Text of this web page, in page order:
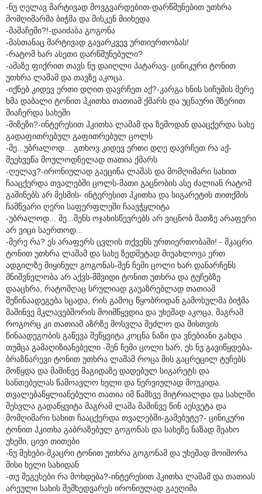
-ნუ ღელავ მარტივად მოვგვარდებით-დარწმუნებით უთხრა
მომღიმარმა ბიჭმა და მისკენ მიიხედა
-მამაჩემი?!-დაიძაბა გოგონა
-მასთანაც მარტივად გავარკვევ ურთიერთობას!
-რატომ ხარ ასეთი დარწმუნებული?
-ამაზე ფიქრით თავს ნუ დაიღლი პატარავ- ცინიკური ტონით
უთხრა ლაშამ და თავზე აკოცა.
-იქნებ კიდევ ერთი დღით დავრჩეთ აქ?-კარგა ხნის სიჩუმის მერე
ხმა დაბალი ტონით ჰკითხა თათიამ ქმარს და უცნაური მზერით
მიაჩერდა სახეში
-მიზეზი?-ინტერესით ჰკითხა ლაშამ და ზემოდან დააცქერდა სახე
გადაფითრებულ გაფითრებულ ცოლს
-მე...უბრალოდ... გთხოვ კიდევ ერთი დღე დავრჩეთ რა აქ-
შეეხვეწა მოულოდნელად თათია ქმარს
-ღელავ?-ირონიულად გაეცინა ლაშას და მომღიმარი სახით
ჩააცქერდა თვალებში ცოლს-მათი გაცნობის ასე ძალიან რატომ
გაშინებს არ მესმის- ინტერესით ჰკითხა და სიგარეტის თითქმის
ჩამწვარი ღერი საფერფლეში ჩაავჭყლიტა
-უბრალოდ... მე...შენს ოჯახისწევრებს არ ვიცნობ მათზე არაფერი
არ ვიცი საერთოდ...
-მერე რა? ეს არაფერს ცვლის თქვენს ურთიერთობაში! - მკაცრი
ტონით უთხრა ლაშამ და სახე ზედმეტად მიუახლოვა ერთ
ადგილზე მიყინულ გოგონას-შენ ჩემი ცოლი ხარ დანარჩენს
მნიშვნელობა არ აქვს-მშვიდი ტონით უთხრა და ტუჩებზე
დააცხრა, რატომღაც სრულიად გაუაზრებლად თათიამ
შეწინაადეგება სცადა, რის გამოც წყობრიდან გამოსულმა ბიჭმა
მაშინვე მკლავებშორის მოიმწყვდია და უხეშად აკოცა, მაგრამ
როგორც კი თათიამ აზრზე მოსვლა შეძლო და მისთვის
წინაადეგობის გაწევა შეწყვიტა კოცნა ნაზი და ვნებიანი გახდა
თუმცა გამაღიზიანებელი -შენ ჩემი ცოლი ხარ, ეს ნუ გავიწყდება-
ბრაზნარევი ტონით უთხრა ლაშამ როცა მის გაცრეცილ ტუჩებს
მოწყდა და მაშინვე მაგიდაზე დადებულ სიგარეტს და
სანთებელას წამოავლო ხელი და ნერვიულად მოუკიდა.
თვალებაწყლიანებული თათია იმ წამსვე მიტრიალდა და სახლში
შესვლა გადაწყვიტა მაგრამ ლაშა მაშინვე წინ აესვეტა და
მომღიმარი სახით ჩააცქერდა თვალებში-გამებუტე?- ცინიკური
ტონით ჰკითხა გაბრაზებულ გოგონას და სახეზე ნაზად შეახო
უხეში, ცივი თითები
-ნუ მეხები-მკაცრი ტონით უთხრა გოგონამ და უხეშად მოიშორა
მისი ხელი სახიდან
-თუ შეგეხები რა მოხდება?-ინტერესით ჰკითხა ლაშამ და თათიას
არეული სახის შემხედვარეს ირონიულად გაეღიმა